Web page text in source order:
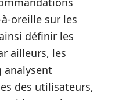
oreille sur les
définir les
ailleurs, les
analysent
des utilisateurs,